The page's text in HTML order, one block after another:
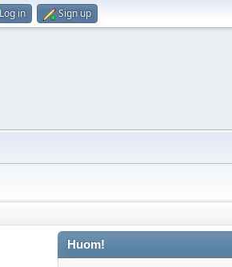
Log in Sign up
Huom!